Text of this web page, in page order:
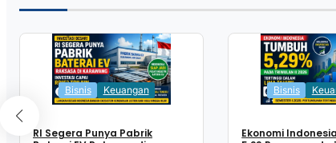
Bisnis Keuangan
RI Segera Punya Pabrik
Bisnis
Ekonomi